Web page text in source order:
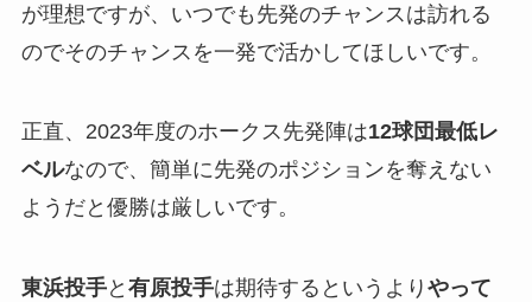
が理想ですが、いつでも先発のチャンスは訪れる
のでそのチャンスを一発で活かしてほしいです。
正直、2023年度のホークス先発陣は12球団最低レ
ベルなので、簡単に先発のポジションを奪えない
ようだと優勝は厳しいです。
東浜投手と 有原投手は期待するというより やって